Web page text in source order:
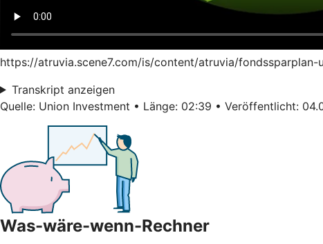
https://atruvia.scene7.com/is/content/atruvia/
Transkript anzeigen
Quelle: Union Investment • Länge: 02:39 • Veröffentlicht:
Was-wäre-wenn-Rechner